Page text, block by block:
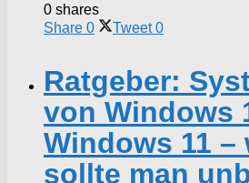
0 shares
Share 0 Tweet 0
Ratgeber:
von Windows
Windows 11 –
sollte man